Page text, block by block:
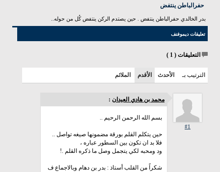
حفرالباطن ينتفض
بدر الخالدي حفرالباطن ينتفض . حين يصتدم الركن ينتفض كُل من حوله..
تعليقات ديموفنف
التعليقات ( 1
)
الترتيب بـ الأحدث الأقدم الملائم
#1
محمد بن هادي العيدان :
بسم الله الرحمن الرحيم ..
حين يتكلم القلم بورقة مضمونها صيغه تواصل ..
فلا بد ان تكون بين السطور عباره ،
ود ومحبه لكي يتجمل وصل ما ذكره القلم .!
شكراً من القلب أستاذ : بدر بن دهام وبالاجماع ف